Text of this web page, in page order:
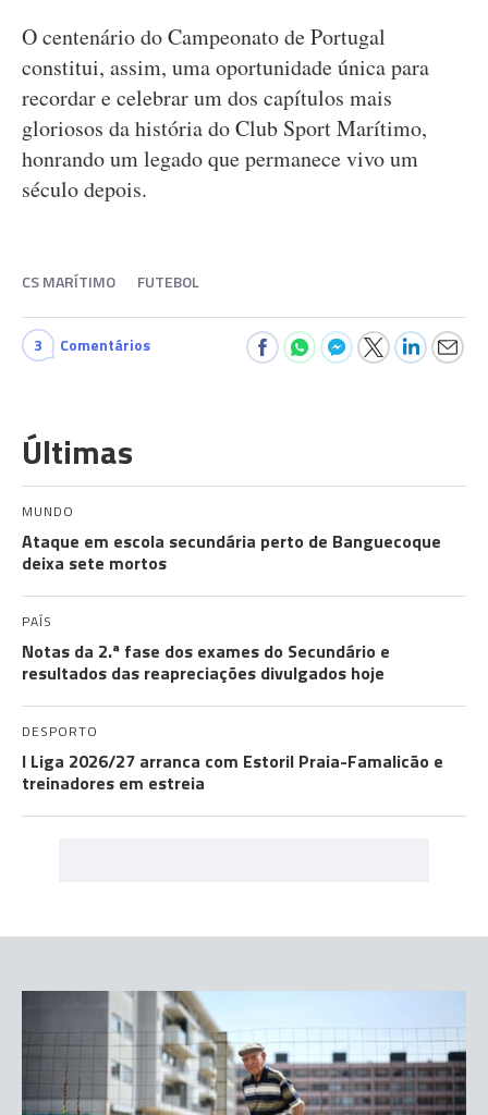
O centenário do Campeonato de Portugal
constitui, assim, uma oportunidade única para
recordar e celebrar um dos capítulos mais
gloriosos da história do Club Sport Marítimo,
honrando um legado que permanece vivo um
século depois.
CS MARÍTIMO FUTEBOL
3 Comentários
Últimas
MUNDO
Ataque em escola secundária perto de Banguecoque
deixa sete mortos
PAÍS
Notas da 2.ª fase dos exames do Secundário e
resultados das reapreciações divulgados hoje
DESPORTO
I Liga 2026/27 arranca com Estoril Praia-Famalicão e
treinadores em estreia